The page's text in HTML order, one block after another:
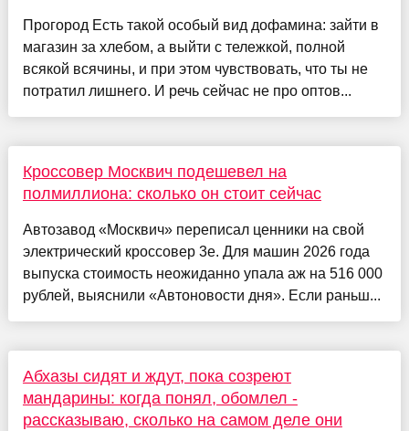
Прогород Есть такой особый вид дофамина: зайти в
магазин за хлебом, а выйти с тележкой, полной
всякой всячины, и при этом чувствовать, что ты не
потратил лишнего. И речь сейчас не про оптов...
Кроссовер Москвич подешевел на
полмиллиона: сколько он стоит сейчас
Автозавод «Москвич» переписал ценники на свой
электрический кроссовер 3е. Для машин 2026 года
выпуска стоимость неожиданно упала аж на 516 000
рублей, выяснили «Автоновости дня». Если раньш...
Абхазы сидят и ждут, пока созреют
мандарины: когда понял, обомлел -
рассказываю, сколько на самом деле они